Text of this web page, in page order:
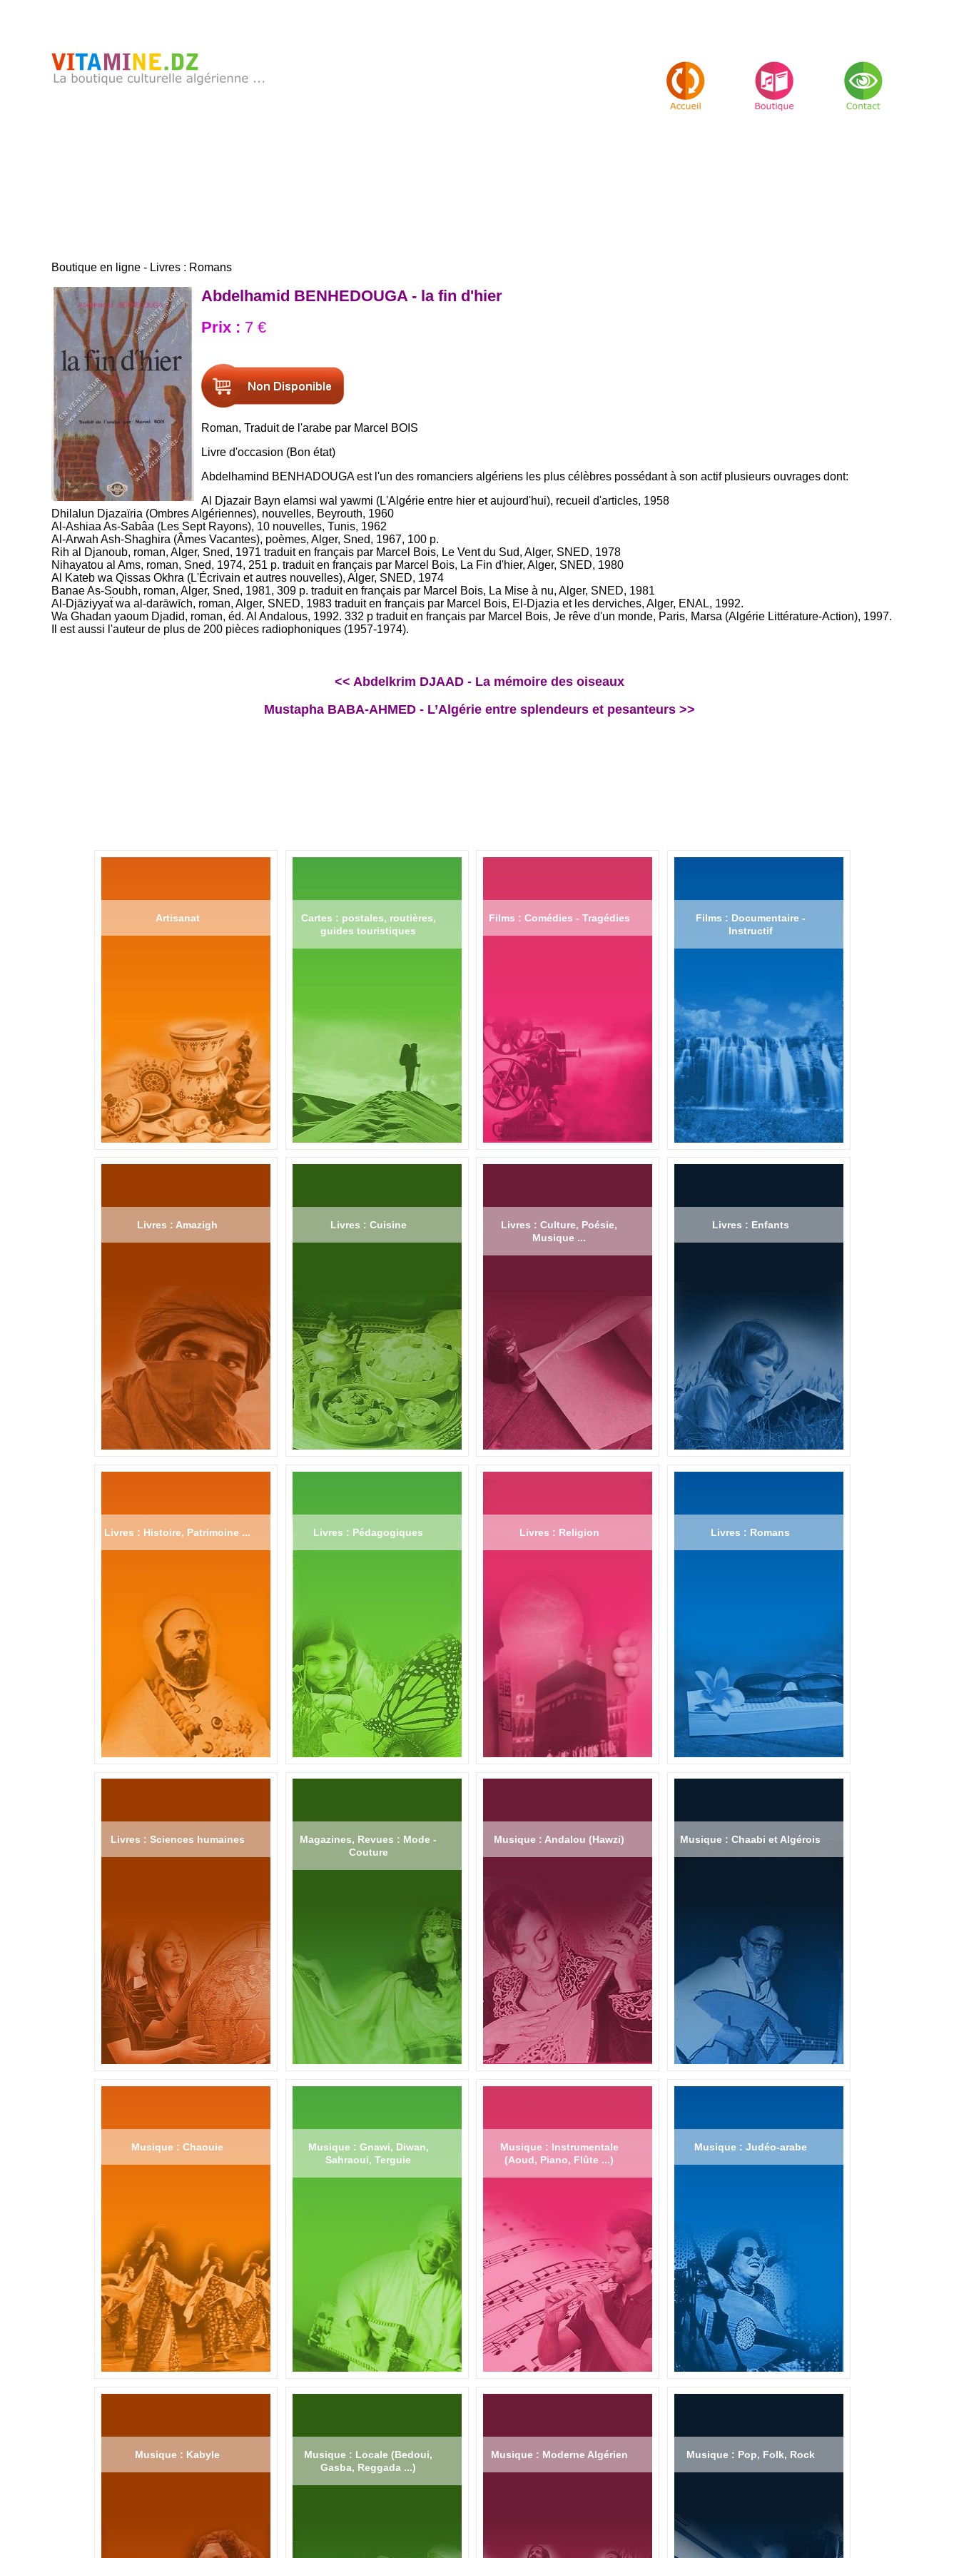
Boutique en ligne - Livres : Romans
Abdelhamid BENHEDOUGA - la fin d'hier
Prix : 7 €
Roman, Traduit de l'arabe par Marcel BOIS
Livre d'occasion (Bon état)
Abdelhamind BENHADOUGA est l'un des romanciers algériens les plus célèbres possédant à son actif plusieurs ouvrages dont:
Al Djazair Bayn elamsi wal yawmi (L'Algérie entre hier et aujourd'hui), recueil d'articles, 1958
Dhilalun Djazaïria (Ombres Algériennes), nouvelles, Beyrouth, 1960
Al‑Ashiaa As‑Sabâa (Les Sept Rayons), 10 nouvelles, Tunis, 1962
Al‑Arwah Ash‑Shaghira (Âmes Vacantes), poèmes, Alger, Sned, 1967, 100 p.
Rih al Djanoub, roman, Alger, Sned, 1971 traduit en français par Marcel Bois, Le Vent du Sud, Alger, SNED, 1978
Nihayatou al Ams, roman, Sned, 1974, 251 p. traduit en français par Marcel Bois, La Fin d'hier, Alger, SNED, 1980
Al Kateb wa Qissas Okhra (L'Écrivain et autres nouvelles), Alger, SNED, 1974
Banae As‑Soubh, roman, Alger, Sned, 1981, 309 p. traduit en français par Marcel Bois, La Mise à nu, Alger, SNED, 1981
Al-Djāziyyaẗ wa al-darāwīch, roman, Alger, SNED, 1983 traduit en français par Marcel Bois, El-Djazia et les derviches, Alger, ENAL, 1992.
Wa Ghadan yaoum Djadid, roman, éd. Al Andalous, 1992. 332 p traduit en français par Marcel Bois, Je rêve d'un monde, Paris, Marsa (Algérie Littérature-Action), 1997.
Il est aussi l'auteur de plus de 200 pièces radiophoniques (1957‑1974).
<< Abdelkrim DJAAD - La mémoire des oiseaux
Mustapha BABA-AHMED - L’Algérie entre splendeurs et pesanteurs >>
Artisanat
Cartes : postales, routières,
guides touristiques
Films : Comédies - Tragédies
Films : Documentaire -
Instructif
Livres : Amazigh Livres : Cuisine
Livres : Culture, Poésie,
Musique ...
Livres : Enfants
Livres : Histoire, Patrimoine ... Livres : Pédagogiques Livres : Religion Livres : Romans
Livres : Sciences humaines
Magazines, Revues : Mode -
Couture
Musique : Andalou (Hawzi) Musique : Chaabi et Algérois
Musique : Chaouie
Musique : Gnawi, Diwan,
Sahraoui, Terguie
Musique : Instrumentale
(Aoud, Piano, Flûte ...)
Musique : Judéo-arabe
Musique : Kabyle
Musique : Locale (Bedoui,
Gasba, Reggada ...)
Musique : Moderne Algérien Musique : Pop, Folk, Rock